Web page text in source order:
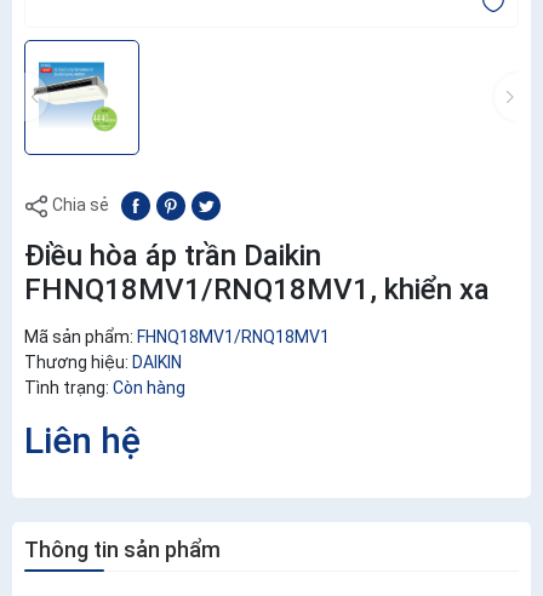
Chia sẻ
Điều hòa áp trần Daikin
FHNQ18MV1/RNQ18MV1, khiển xa
Mã sản phẩm: FHNQ18MV1/RNQ18MV1
Thương hiệu: DAIKIN
Tình trạng: Còn hàng
Liên hệ
Thông tin sản phẩm